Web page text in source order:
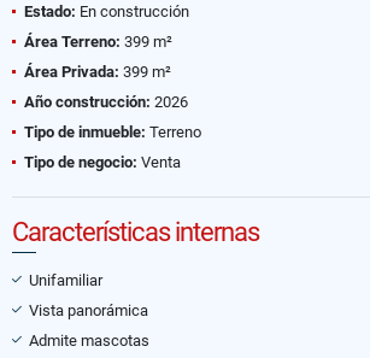
Estado: En construcción
Área Terreno: 399 m²
Área Privada: 399 m²
Año construcción: 2026
Tipo de inmueble: Terreno
Tipo de negocio: Venta
Características internas
Unifamiliar
Vista panorámica
Admite mascotas